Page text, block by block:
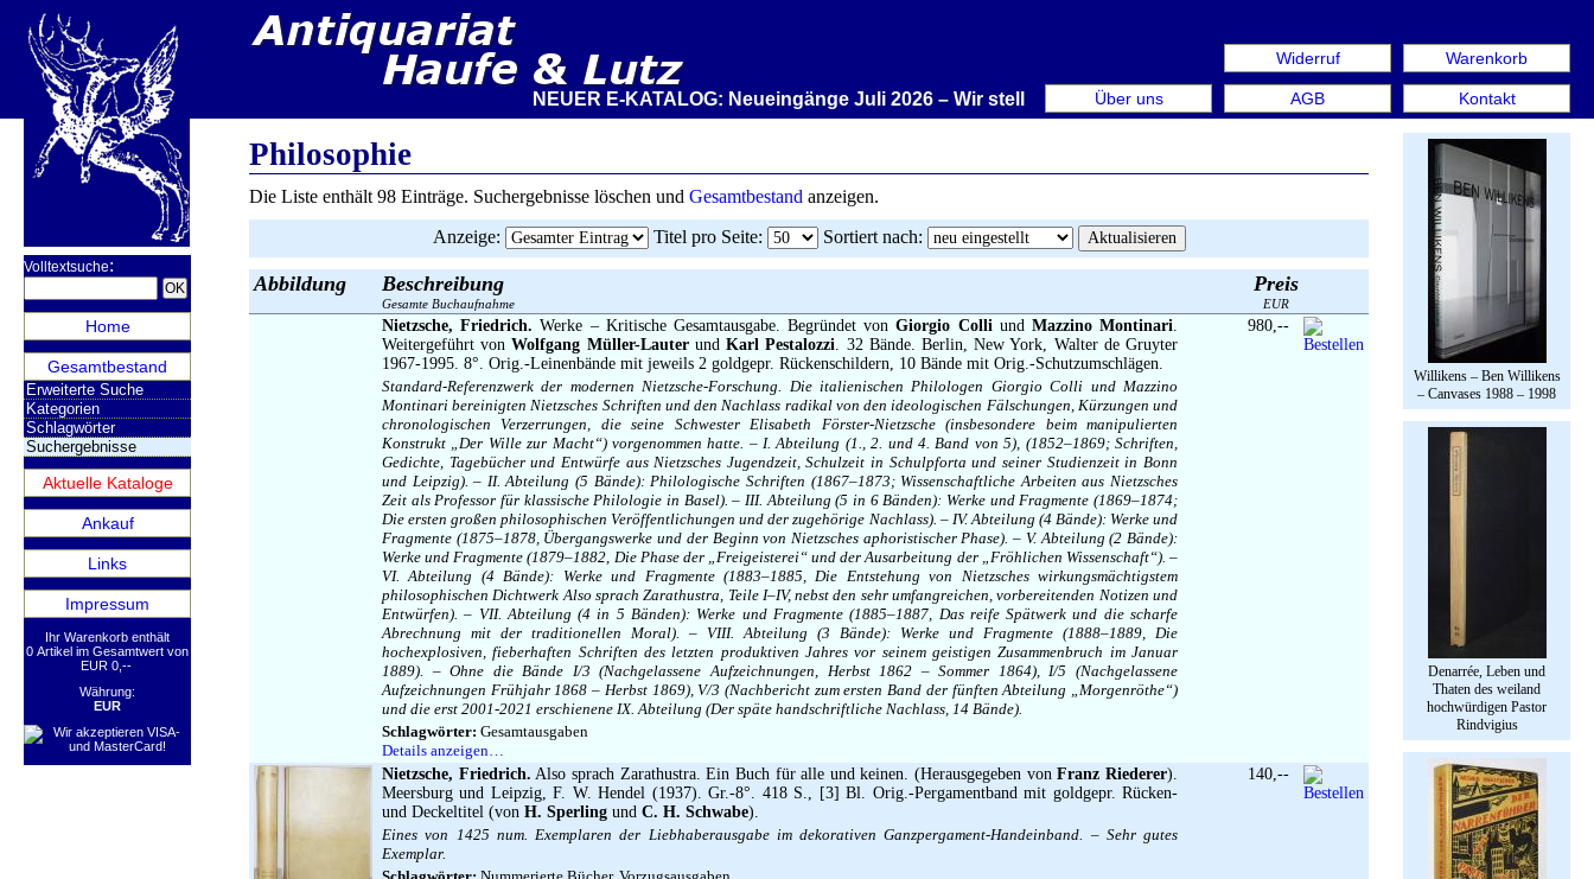
Warenkorb
Kontakt
Widerruf
AGB
Über uns
NEUER E-KATALOG: Neueingänge Juli 2026 – Wir stellen aus: Rare Book Week Berlin. Internationale Messe für Bücher &
Volltextsuche:
Home
Gesamtbestand
Erweiterte Suche
Kategorien
Schlagwörter
Suchergebnisse
Aktuelle Kataloge
Ankauf
Links
Impressum
Ihr Warenkorb enthält
0 Artikel im Gesamtwert von
EUR 0,--
Währung:
EUR
Willikens – Ben Willikens
– Canvases 1988 – 1998
Denarrée, Leben und
Thaten des weiland
hochwürdigen Pastor
Rindvigius
Philosophie
Die Liste enthält 98 Einträge. Suchergebnisse löschen und Gesamtbestand anzeigen.
Anzeige: Titel pro Seite: Sortiert nach:
Abbildung Beschreibung
Gesamte Buchaufnahme
Preis
EUR
Nietzsche, Friedrich. Werke – Kritische Gesamtausgabe. Begründet vonGiorgio Colliund Mazzino Montinari.
Weitergeführt vonWolfgang Müller-LauterundKarl Pestalozzi. 32 Bände. Berlin, New York, Walter de Gruyter
1967-1995. 8°. Orig.-Leinenbände mit jeweils 2 goldgepr. Rückenschildern, 10 Bände mit Orig.-Schutzumschlägen.
Standard-Referenzwerk der modernen Nietzsche-Forschung. Die italienischen Philologen Giorgio Colli und Mazzino
Montinari bereinigten Nietzsches Schriften und den Nachlass radikal von den ideologischen Fälschungen, Kürzungen und
chronologischen Verzerrungen, die seine Schwester Elisabeth Förster-Nietzsche (insbesondere beim manipulierten
Konstrukt „Der Wille zur Macht“) vorgenommen hatte. – I. Abteilung (1., 2. und 4. Band von 5), (1852–1869; Schriften,
Gedichte, Tagebücher und Entwürfe aus Nietzsches Jugendzeit, Schulzeit in Schulpforta und seiner Studienzeit in Bonn
und Leipzig). – II. Abteilung (5 Bände): Philologische Schriften (1867–1873; Wissenschaftliche Arbeiten aus Nietzsches
Zeit als Professor für klassische Philologie in Basel). – III. Abteilung (5 in 6 Bänden): Werke und Fragmente (1869–1874;
Die ersten großen philosophischen Veröffentlichungen und der zugehörige Nachlass). – IV. Abteilung (4 Bände): Werke und
Fragmente (1875–1878, Übergangswerke und der Beginn von Nietzsches aphoristischer Phase). – V. Abteilung (2 Bände):
Werke und Fragmente (1879–1882, Die Phase der „Freigeisterei“ und der Ausarbeitung der „Fröhlichen Wissenschaft“). –
VI. Abteilung (4 Bände): Werke und Fragmente (1883–1885, Die Entstehung von Nietzsches wirkungsmächtigstem
philosophischen Dichtwerk Also sprach Zarathustra, Teile I–IV, nebst den sehr umfangreichen, vorbereitenden Notizen und
Entwürfen). – VII. Abteilung (4 in 5 Bänden): Werke und Fragmente (1885–1887, Das reife Spätwerk und die scharfe
Abrechnung mit der traditionellen Moral). – VIII. Abteilung (3 Bände): Werke und Fragmente (1888–1889, Die
hochexplosiven, fieberhaften Schriften des letzten produktiven Jahres vor seinem geistigen Zusammenbruch im Januar
1889). – Ohne die Bände I/3 (Nachgelassene Aufzeichnungen, Herbst 1862 – Sommer 1864), I/5 (Nachgelassene
Aufzeichnungen Frühjahr 1868 – Herbst 1869), V/3 (Nachbericht zum ersten Band der fünften Abteilung „Morgenröthe“)
und die erst 2001-2021 erschienene IX. Abteilung (Der späte handschriftliche Nachlass, 14 Bände).
Schlagwörter: Gesamtausgaben
Details anzeigen…
980,--
Nietzsche, Friedrich. Also sprach Zarathustra. Ein Buch für alle und keinen. (Herausgegeben vonFranz Riederer).
Meersburg und Leipzig, F. W. Hendel (1937). Gr.-8°. 418 S., [3] Bl. Orig.-Pergamentband mit goldgepr. Rücken-
und Deckeltitel (von H. Sperling und C. H. Schwabe).
Eines von 1425 num. Exemplaren der Liebhaberausgabe im dekorativen Ganzpergament-Handeinband. – Sehr gutes
Exemplar.
140,--